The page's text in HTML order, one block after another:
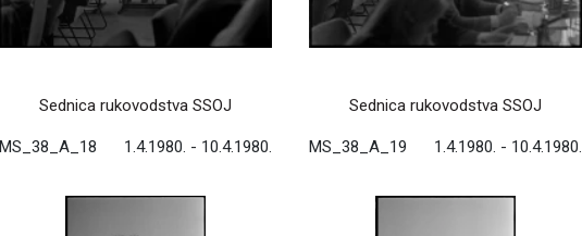
Sednica rukovodstva SSOJ
MS_38_A_18 1.4.1980. - 10.4.1980.
Sednica rukovodstva SSOJ
MS_38_A_19 1.4.1980. - 10.4.1980.